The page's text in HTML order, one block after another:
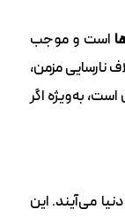
است و موجب
نارسایی مزمن،
است، به‌ویژه اگر
می‌آیند. این